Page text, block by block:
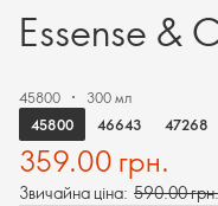
Essense &
45800
300 мл
45800
46643 47268
359.00 грн.
Звичайна ціна: 590.00 грн.